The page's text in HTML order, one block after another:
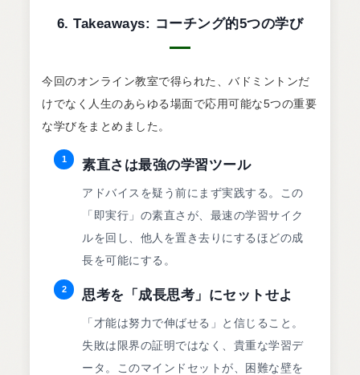
6. Takeaways: コーチング的5つの学び
今回のオンライン教室で得られた、バドミントンだ
けでなく人生のあらゆる場面で応用可能な5つの重要
な学びをまとめました。
1 素直さは最強の学習ツール
アドバイスを疑う前にまず実践する。この
「即実行」の素直さが、最速の学習サイク
ルを回し、他人を置き去りにするほどの成
長を可能にする。
2 思考を「成長思考」にセットせよ
「才能は努力で伸ばせる」と信じること。
失敗は限界の証明ではなく、貴重な学習デ
ータ。このマインドセットが、困難な壁を